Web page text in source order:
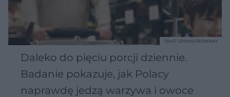
Daleko do pięciu porcji dziennie.
Badanie pokazuje, jak Polacy
naprawdę jedzą warzywa i owoce
TEKST SPONSOROWANY